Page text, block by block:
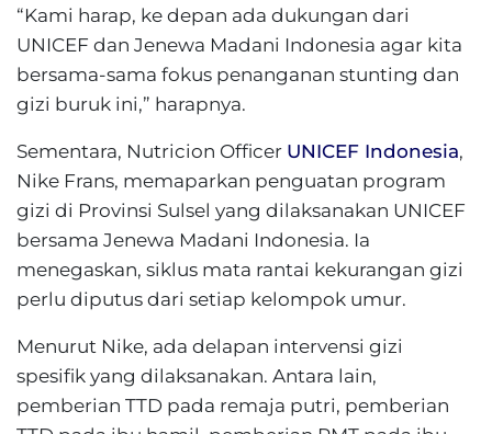
“Kami harap, ke depan ada dukungan dari
UNICEF dan Jenewa Madani Indonesia agar kita
bersama-sama fokus penanganan stunting dan
gizi buruk ini,” harapnya.
Sementara, Nutricion Officer UNICEF Indonesia,
Nike Frans, memaparkan penguatan program
gizi di Provinsi Sulsel yang dilaksanakan UNICEF
bersama Jenewa Madani Indonesia. Ia
menegaskan, siklus mata rantai kekurangan gizi
perlu diputus dari setiap kelompok umur.
Menurut Nike, ada delapan intervensi gizi
spesifik yang dilaksanakan. Antara lain,
pemberian TTD pada remaja putri, pemberian